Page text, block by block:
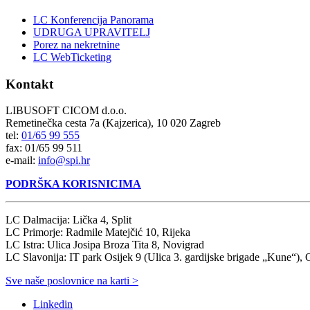
LC Konferencija Panorama
UDRUGA UPRAVITELJ
Porez na nekretnine
LC WebTicketing
Kontakt
LIBUSOFT CICOM d.o.o.
Remetinečka cesta 7a (Kajzerica), 10 020 Zagreb
tel: 01/65 99 555
fax: 01/65 99 511
e-mail: info@spi.hr
PODRŠKA KORISNICIMA
LC Dalmacija: Lička 4, Split
LC Primorje: Radmile Matejčić 10, Rijeka
LC Istra: Ulica Josipa Broza Tita 8, Novigrad
LC Slavonija: IT park Osijek 9 (Ulica 3. gardijske brigade „Kune“),
Sve naše poslovnice na karti >
Linkedin